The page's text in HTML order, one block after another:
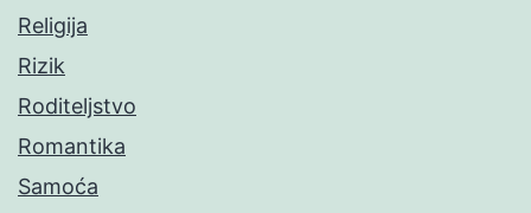
Religija
Rizik
Roditeljstvo
Romantika
Samoća